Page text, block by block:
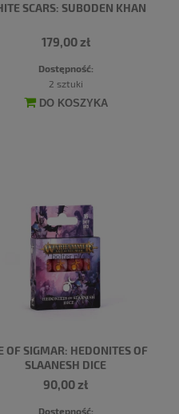
SCARS: SUBODEN KHAN
179,00 zł
Dostępność:
2 sztuki
DO KOSZYKA
OF SIGMAR: HEDONITES OF
SLAANESH DICE
90,00 zł
Dostępność: